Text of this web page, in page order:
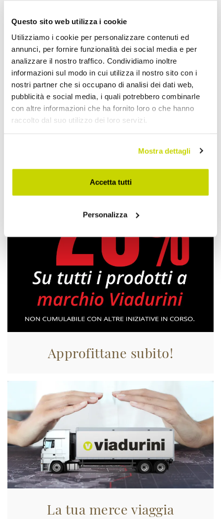
Questo sito web utilizza i cookie
Utilizziamo i cookie per personalizzare contenuti ed
annunci, per fornire funzionalità dei social media e per
analizzare il nostro traffico. Condividiamo inoltre
informazioni sul modo in cui utilizza il nostro sito con i
nostri partner che si occupano di analisi dei dati web,
pubblicità e social media, i quali potrebbero combinarle
con altre informazioni che ha fornito loro o che hanno
raccolto dal suo utilizzo dei loro servizi.
Mostra dettagli
Accetta tutti
Personalizza
Aggiungi alla Wish List
Invia la tua opinione su questo prodotto Stampa
Condividi
Approfittane subito!
La tua merce viaggia